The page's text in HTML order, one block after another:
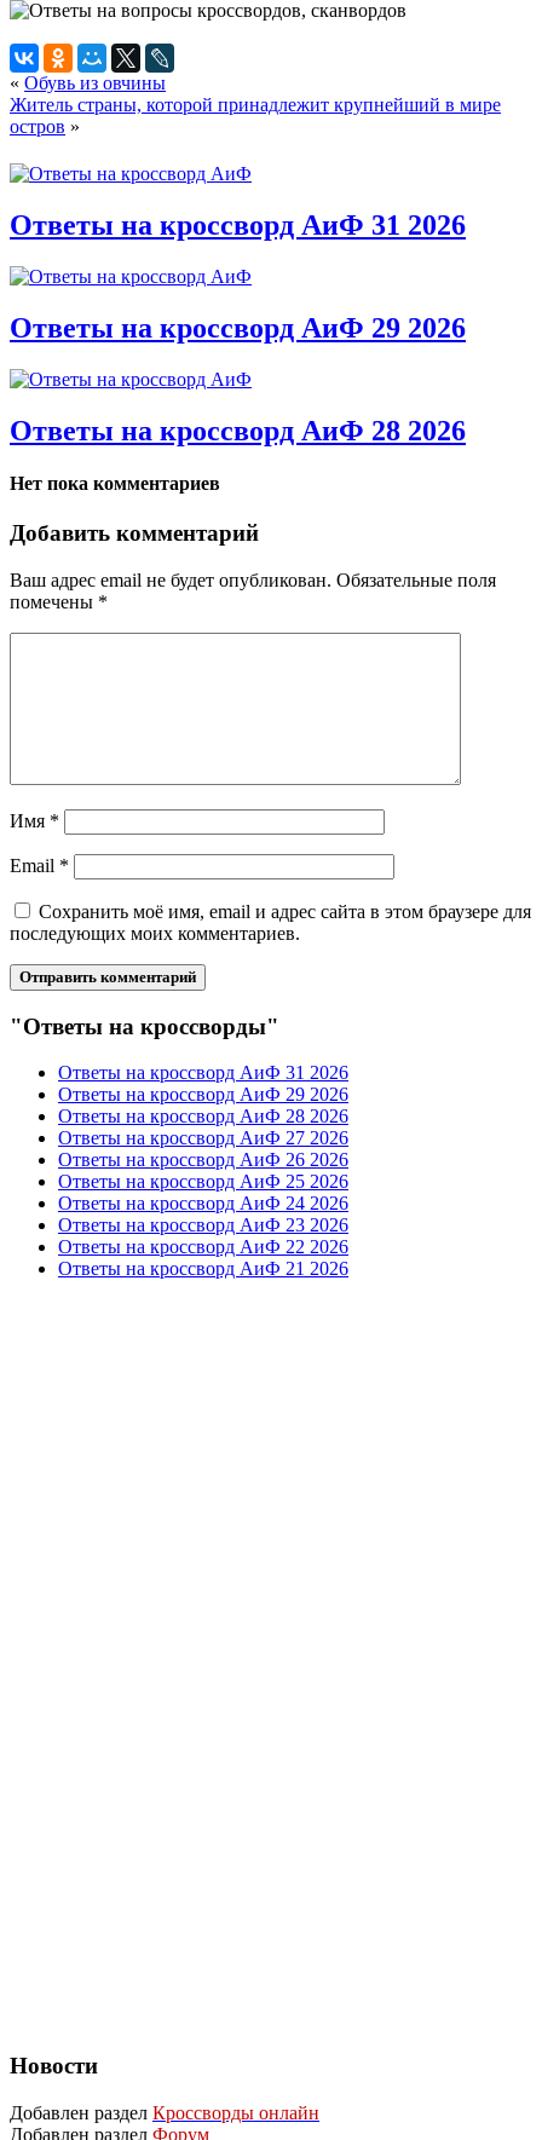
« Обувь из овчины
Житель страны, которой принадлежит крупнейший в мире
остров »
Ответы на кроссворд АиФ 31 2026
Ответы на кроссворд АиФ 29 2026
Ответы на кроссворд АиФ 28 2026
Нет пока комментариев
Добавить комментарий
Ваш адрес email не будет опубликован. Обязательные поля
помечены *
Имя *
Email *
Сохранить моё имя, email и адрес сайта в этом браузере для
последующих моих комментариев.
"Ответы на кроссворды"
Ответы на кроссворд АиФ 31 2026
Ответы на кроссворд АиФ 29 2026
Ответы на кроссворд АиФ 28 2026
Ответы на кроссворд АиФ 27 2026
Ответы на кроссворд АиФ 26 2026
Ответы на кроссворд АиФ 25 2026
Ответы на кроссворд АиФ 24 2026
Ответы на кроссворд АиФ 23 2026
Ответы на кроссворд АиФ 22 2026
Ответы на кроссворд АиФ 21 2026
Новости
Добавлен раздел Кроссворды онлайн
Добавлен раздел Форум